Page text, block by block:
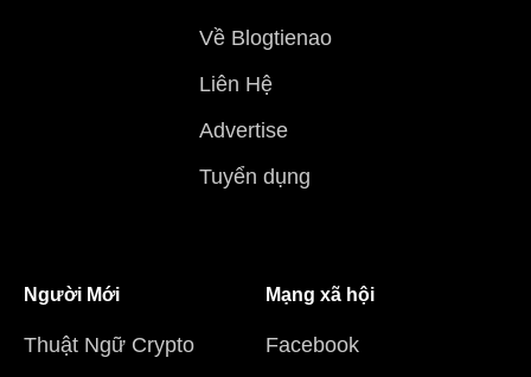
Về Blogtienao
Liên Hệ
Advertise
Tuyển dụng
Người Mới
Thuật Ngữ Crypto
Mạng xã hội
Facebook